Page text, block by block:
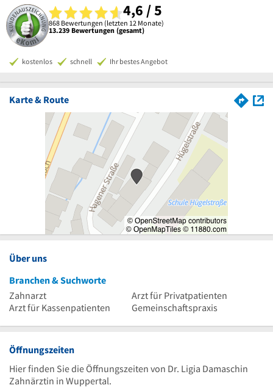
4,6 / 5
868 Bewertungen (letzten 12 Monate)
13.239 Bewertungen (gesamt)
kostenlos schnell Ihr bestes Angebot
Karte & Route
Über uns
Branchen & Suchworte
Zahnarzt
Arzt für Privatpatienten
Arzt für Kassenpatienten
Gemeinschaftspraxis
Öffnungszeiten
Hier finden Sie die Öffnungszeiten von Dr. Ligia Damaschin
Zahnärztin in Wuppertal.